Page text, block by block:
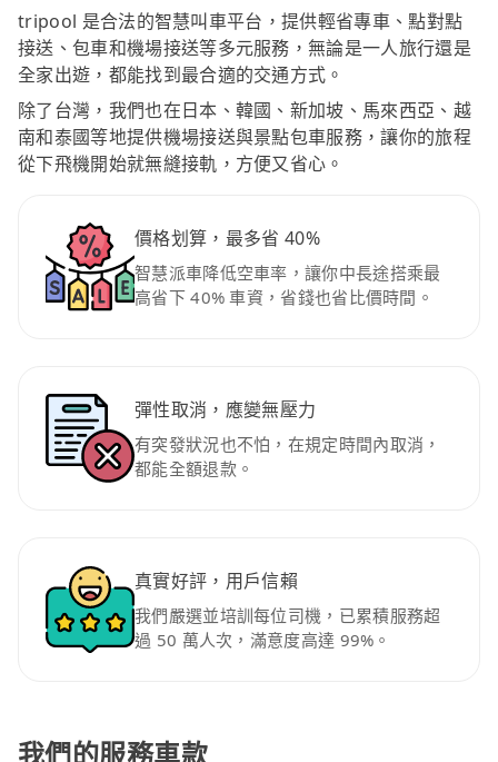
tripool 是合法的智慧叫車平台，提供輕省專車、點對點
接送、包車和機場接送等多元服務，無論是一人旅行還是
全家出遊，都能找到最合適的交通方式。
除了台灣，我們也在日本、韓國、新加坡、馬來西亞、越
南和泰國等地提供機場接送與景點包車服務，讓你的旅程
從下飛機開始就無縫接軌，方便又省心。
價格划算，最多省 40%
智慧派車降低空車率，讓你中長途搭乘最
高省下 40% 車資，省錢也省比價時間。
彈性取消，應變無壓力
有突發狀況也不怕，在規定時間內取消，
都能全額退款。
真實好評，用戶信賴
我們嚴選並培訓每位司機，已累積服務超
過 50 萬人次，滿意度高達 99%。
我們的服務車款